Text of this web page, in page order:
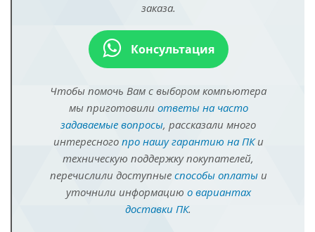
заказа.
Консультация
Чтобы помочь Вам с выбором компьютера
мы приготовили ответы на часто
задаваемые вопросы, рассказали много
интересного про нашу гарантию на ПКи
техническую поддержку покупателей,
перечислили доступные способы оплатыи
уточнили информацию о вариантах
доставки ПК.